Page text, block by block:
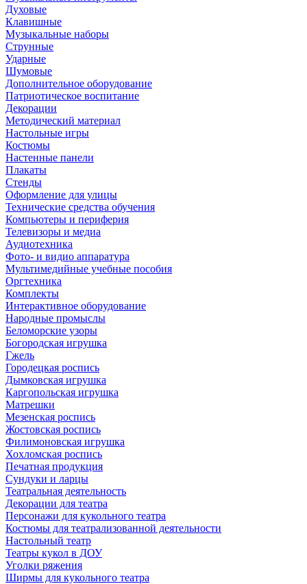
Духовые
Клавишные
Музыкальные наборы
Струнные
Ударные
Шумовые
Дополнительное оборудование
Патриотическое воспитание
Декорации
Методический материал
Настольные игры
Костюмы
Настенные панели
Плакаты
Стенды
Оформление для улицы
Технические средства обучения
Компьютеры и периферия
Телевизоры и медиа
Аудиотехника
Фото- и видио аппаратура
Мультимедийные учебные пособия
Оргтехника
Комплекты
Интерактивное оборудование
Народные промыслы
Беломорские узоры
Богородская игрушка
Гжель
Городецкая роспись
Дымковская игрушка
Каргопольская игрушка
Матрешки
Мезенская роспись
Жостовская роспись
Филимоновская игрушка
Хохломская роспись
Печатная продукция
Сундуки и ларцы
Театральная деятельность
Декорации для театра
Персонажи для кукольного театра
Костюмы для театрализованной деятельности
Настольный театр
Театры кукол в ДОУ
Уголки ряжения
Ширмы для кукольного театра